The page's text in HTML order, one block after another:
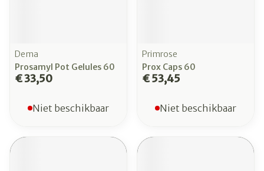
Dema
Prosamyl Pot Gelules 60
€ 33,50
Niet beschikbaar
Primrose
Prox Caps 60
€ 53,45
Niet beschikbaar